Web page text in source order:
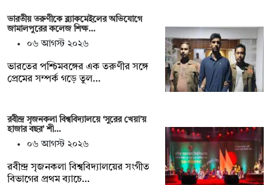
ভারতীয় তরুণীকে ব্ল্যাকমেইলের অভিযোগে
জামালপুরের কলেজ শিক্ষ…
০৬ আগস্ট ২০২৬
ভারতের পশ্চিমবঙ্গের এক তরুণীর সঙ্গে
প্রেমের সম্পর্ক গড়ে তুল…
রবীন্দ্র সৃজনকলা বিশ্ববিদ্যালয়ে ‘সুরের খেয়া’য়
হাজার বছর’ শী…
০৬ আগস্ট ২০২৬
রবীন্দ্র সৃজনকলা বিশ্ববিদ্যালয়ের সংগীত
বিভাগের প্রথম ব্যাচে…